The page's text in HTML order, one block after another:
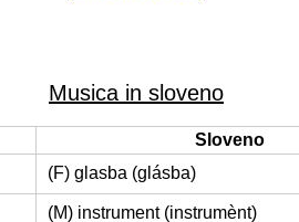
Musica in sloveno
Sloveno
(F) glasba (glásba)
(M) instrument (instrumènt)